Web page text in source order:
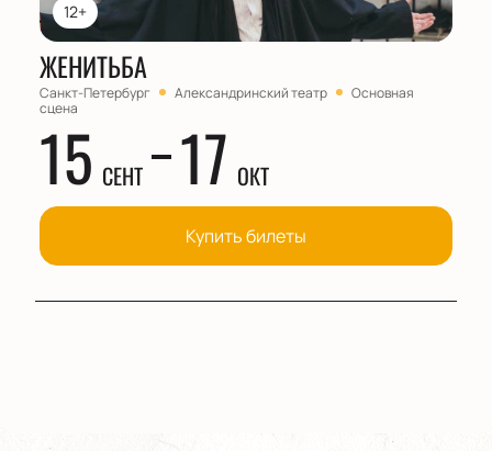
12+
ЖЕНИТЬБА
Санкт-Петербург Александринский театр
Основная
сцена
15 СЕНТ 17 ОКТ
Купить билеты